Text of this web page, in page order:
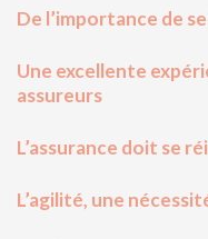
De l’importance de
Une excellente
assureurs
L’assurance doit se
L’agilité, une